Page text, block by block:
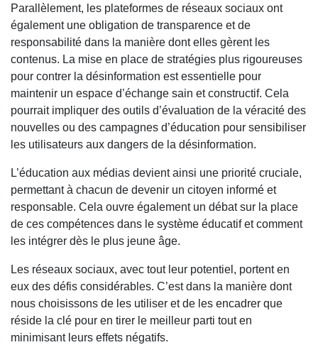
Parallèlement, les plateformes de réseaux sociaux ont
également une obligation de transparence et de
responsabilité dans la manière dont elles gèrent les
contenus. La mise en place de stratégies plus rigoureuses
pour contrer la désinformation est essentielle pour
maintenir un espace d’échange sain et constructif. Cela
pourrait impliquer des outils d’évaluation de la véracité des
nouvelles ou des campagnes d’éducation pour sensibiliser
les utilisateurs aux dangers de la désinformation.
L’éducation aux médias devient ainsi une priorité cruciale,
permettant à chacun de devenir un citoyen informé et
responsable. Cela ouvre également un débat sur la place
de ces compétences dans le système éducatif et comment
les intégrer dès le plus jeune âge.
Les réseaux sociaux, avec tout leur potentiel, portent en
eux des défis considérables. C’est dans la manière dont
nous choisissons de les utiliser et de les encadrer que
réside la clé pour en tirer le meilleur parti tout en
minimisant leurs effets négatifs.